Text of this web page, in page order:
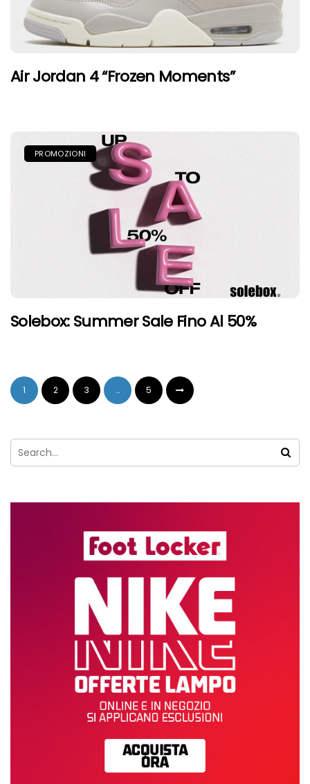
Air Jordan 4 “Frozen Moments”
PROMOZIONI
Solebox: Summer Sale Fino Al 50%
1 2 3 … 5